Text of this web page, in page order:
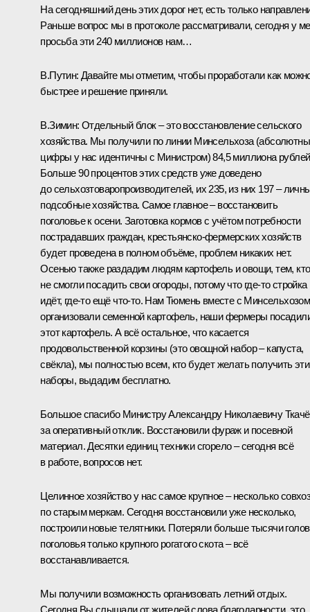
На сегодняшний день этих дорог нет, есть только
Раньше вопрос мы в протоколе рассматривали, сегодня у
просьба эти 240 миллионов нам…
В.Путин: Давайте мы отметим, чтобы проработали как
быстрее и решение приняли.
В.Зимин: Отдельный блок – это восстановление сельского
хозяйства. Мы получили по линии Минсельхоза
цифры у нас идентичны с Министром) 84,5 миллиона
Больше 90 процентов этих средств уже доведено
до сельхозтоваропроизводителей, их 235, из них 197 –
подсобные хозяйства. Самое главное – восстановить
поголовье к осени. Заготовка кормов с учётом потребности
пострадавших граждан, крестьянско-фермерских хозяйств
будет проведена в полном объёме, проблем никаких нет.
Осенью также раздадим людям картофель и овощи, тем, кто
не смогли посадить свои огороды, потому что где‑то стройка
идёт, где‑то ещё что‑то. Нам Тюмень вместе с Минсельхозом
организовали семенной картофель, наши фермеры
этот картофель. А всё остальное, что касается
продовольственной корзины (это овощной набор – капуста,
свёкла), мы полностью всем, кто будет желать получить эти
наборы, выдадим бесплатно.
Большое спасибо Министру Александру Николаевичу
за оперативный отклик. Восстановили фураж и посевной
материал. Десятки единиц техники сгорело – сегодня всё
в работе, вопросов нет.
Целинное хозяйство у нас самое крупное – несколько
по старым меркам. Сегодня восстановили уже несколько,
построили новые телятники. Потеряли больше тысячи голов
поголовья только крупного рогатого скота – всё
восстанавливается.
Мы получили возможность организовать летний отдых.
Сегодня Вы слышали от жителей слова благодарности, это